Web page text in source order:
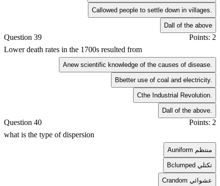
Callowed people to settle down in villages.
Dall of the above
Question 39
Points: 2
Lower death rates in the 1700s resulted from
Anew scientific knowledge of the causes of disease.
Bbetter use of coal and electricity.
Cthe Industrial Revolution.
Dall of the above.
Question 40
Points: 2
what is the type of dispersion
A uniform منتظم
B clumped تكتلي
C random عشوائي